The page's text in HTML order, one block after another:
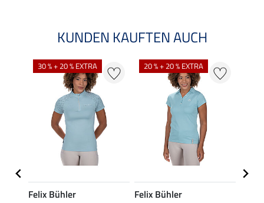
KUNDEN KAUFTEN AUCH
30 % + 20 % EXTRA
Felix Bühler
20 % + 20 % EXTRA
Felix Bühler